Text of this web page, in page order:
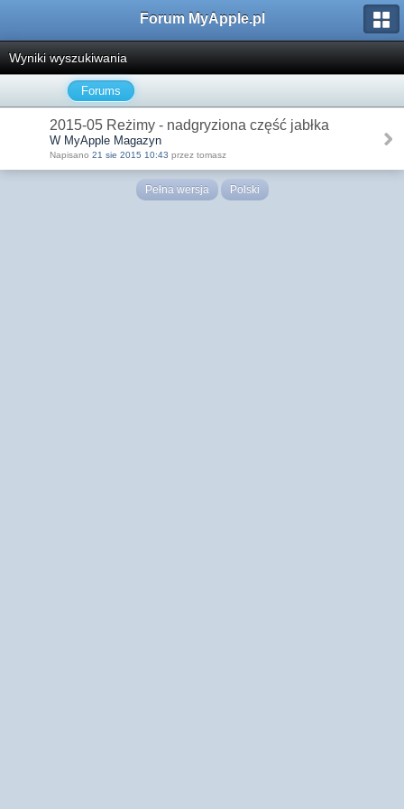
Forum MyApple.pl
Wyniki wyszukiwania
Forums
2015-05 Reżimy - nadgryziona część jabłka
W MyApple Magazyn
Napisano 21 sie 2015 10:43 przez tomasz
Pełna wersja Polski